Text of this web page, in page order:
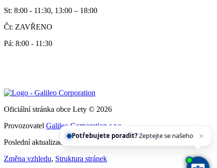
St: 8:00 - 11:30, 13:00 – 18:00
Čt: ZAVŘENO
Pá: 8:00 - 11:30
Oficiální stránka obce Lety © 2026
Provozovatel Galileo Corporation s.r.o.
Poslední aktualizace: 3. 8. 2026
Změna vzhledu, Struktura stránek
Potřebujete poradit?Zeptejte se našeho asistenta